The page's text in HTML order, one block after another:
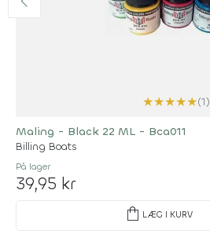
★★★★★(1)
Maling - Black 22 ML - Bca011
Billing Boats
På lager
39,95 kr
shopping_bag LÆG I KURV